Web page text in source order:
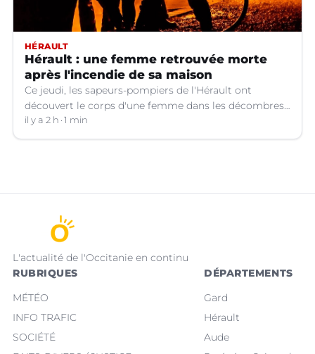
HÉRAULT
Hérault : une femme retrouvée morte
après l'incendie de sa maison
Ce jeudi, les sapeurs-pompiers de l'Hérault ont
découvert le corps d'une femme dans les décombres
de sa maison qui avait pris feu à Cazouls-lès-Béziers
(Hérault).
il y a 2 h 1 min
L'actualité de l'Occitanie en continu
RUBRIQUES
MÉTÉO
INFO TRAFIC
SOCIÉTÉ
DÉPARTEMENTS
Gard
Hérault
Aude